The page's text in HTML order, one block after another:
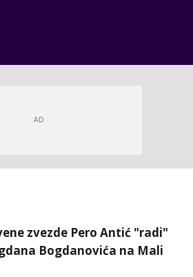
zvezde Pero Antić "radi"
Bogdanovića na Mali